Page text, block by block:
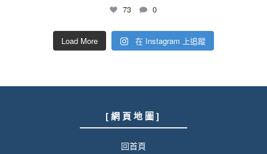
73 0
Load More 在 Instagram 上追蹤
[ 網 頁 地 圖 ]
回首頁